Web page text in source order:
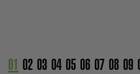
01 02 03 04 05 06 07 08 09